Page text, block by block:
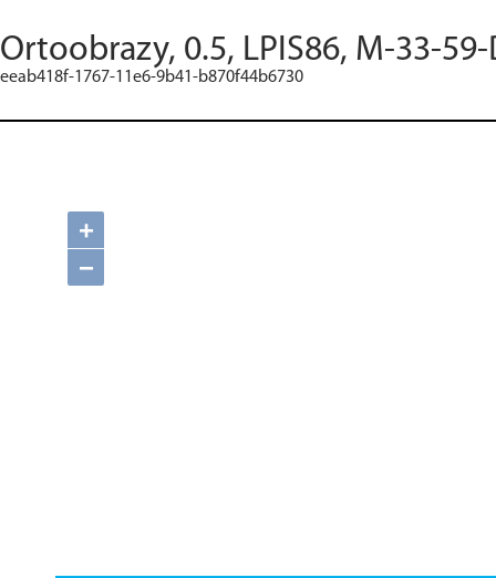
Ortoobrazy, 0.5, LPIS86, M-33-
eeab418f-1767-11e6-9b41-b870f44b6730
+
−